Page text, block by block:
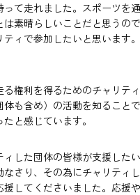
って走れました。スポーツを
は素晴らしいことだと思うの
ティで参加したいと思います
権利を得るためのチャリテ
体も含め）の活動を知ること
と感じています。
した団体の皆様が支援した
なさり、その為にチャリティ
援してくださいました。応援